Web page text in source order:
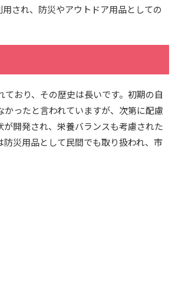
され、防災やアウトドア用品としての
おり、その歴史は長いです。初期の自
ったと言われていますが、次第に配慮
開発され、栄養バランスも考慮された
災用品として民間でも取り扱われ、市